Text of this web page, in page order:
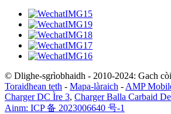
© Dlighe-sgrìobhaidh - 2010-2024: Gach
Toraidhean teth - Mapa-làraich - AMP
Charger DC Ìre 3, Charger Balla Carbaid
Ainm: ICP 备 2023006640 号-1